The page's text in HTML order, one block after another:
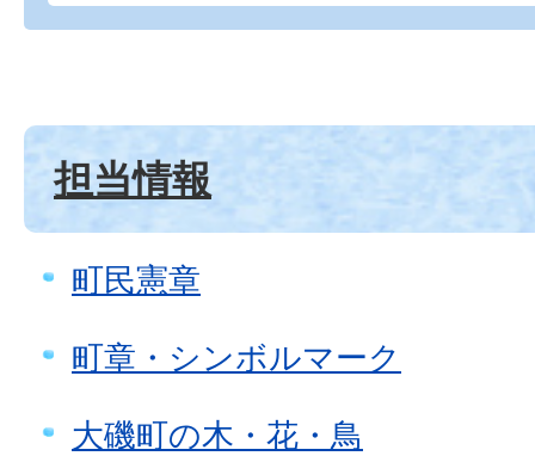
担当情報
町民憲章
町章・シンボルマーク
大磯町の木・花・鳥